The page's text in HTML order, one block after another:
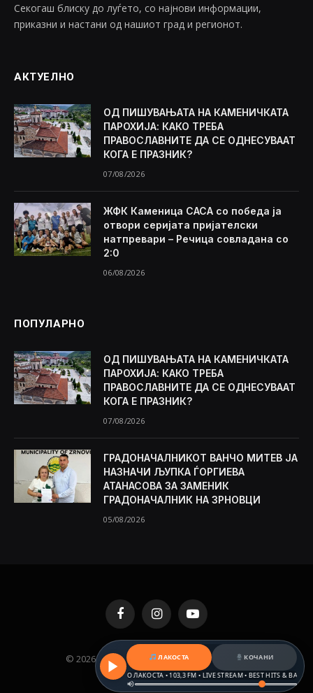
Секогаш блиску до луѓето, со најнови информации,
приказни и настани од нашиот град и регионот.
АКТУЕЛНО
ОД ПИШУВАЊАТА НА КАМЕНИЧКАТА
ПАРОХИЈА: КАКО ТРЕБА
ПРАВОСЛАВНИТЕ ДА СЕ ОДНЕСУВААТ
КОГА Е ПРАЗНИК?
07/08/2026
ЖФК Каменица САСА со победа ја
отвори серијата пријателски
натпревари – Речица совладана со
2:0
06/08/2026
ПОПУЛАРНО
ОД ПИШУВАЊАТА НА КАМЕНИЧКАТА
ПАРОХИЈА: КАКО ТРЕБА
ПРАВОСЛАВНИТЕ ДА СЕ ОДНЕСУВААТ
КОГА Е ПРАЗНИК?
07/08/2026
ГРАДОНАЧАЛНИКОТ ВАНЧО МИТЕВ ЈА
НАЗНАЧИ ЉУПКА ЃОРГИЕВА
АТАНАСОВА ЗА ЗАМЕНИК
ГРАДОНАЧАЛНИК НА ЗРНОВЦИ
05/08/2026
FacebookInstagramYouTube
© 2026 KAMENICA.MK. Designed by MKNET.
ЛАКОСТА
КОЧАНИ
РАДИО ЛАКОСТА • 103,3 FM • LIVE STREAM • BEST HITS & BALKAN